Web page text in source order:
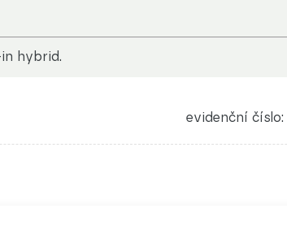
in hybrid.
evidenční číslo: